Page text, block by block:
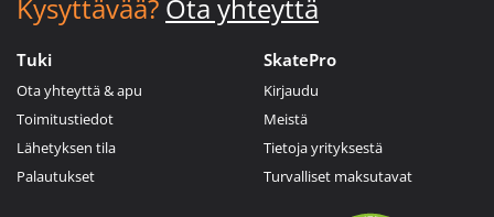
Kysyttävää? Ota yhteyttä
Tuki
Ota yhteyttä & apu
Toimitustiedot
Lähetyksen tila
Palautukset
SkatePro
Kirjaudu
Meistä
Tietoja yrityksestä
Turvalliset maksutavat